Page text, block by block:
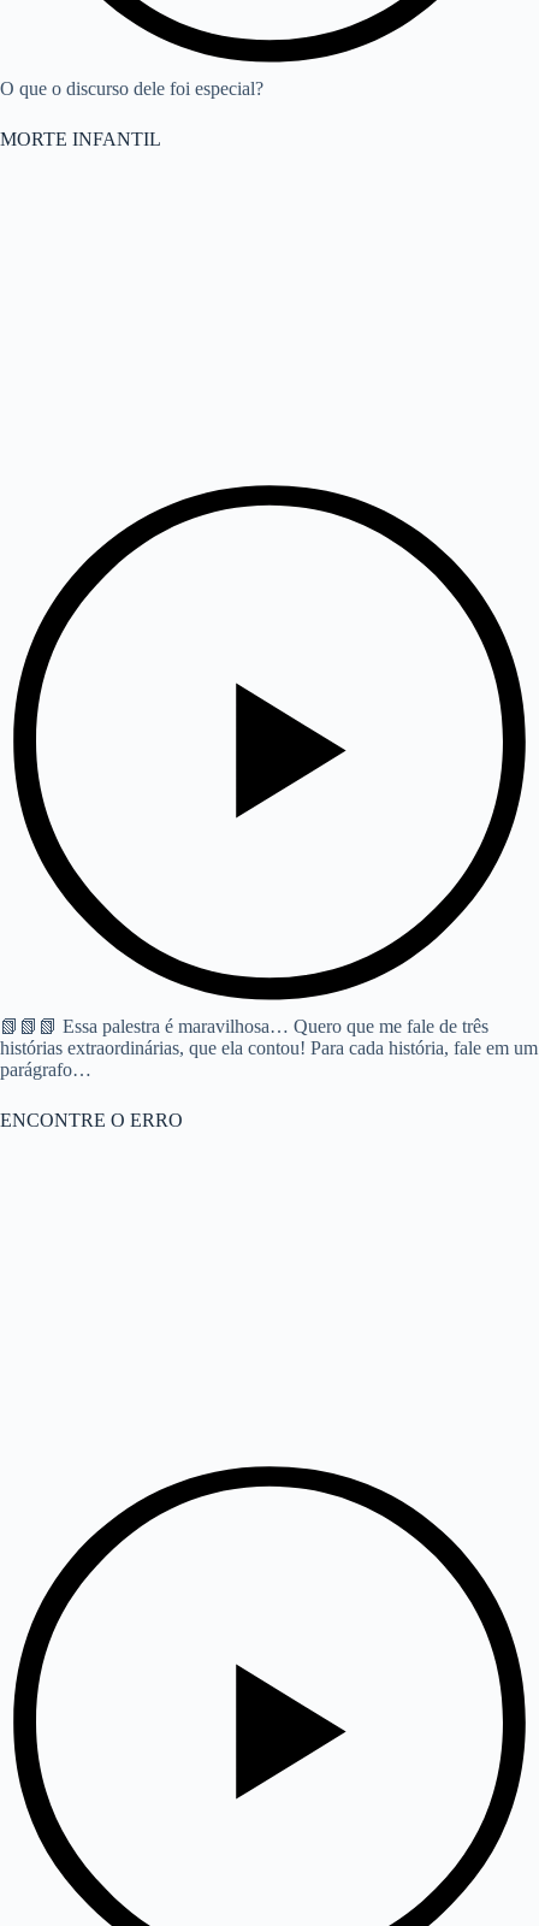
O que o discurso dele foi especial?
MORTE INFANTIL
📗📗📗 Essa palestra é maravilhosa… Quero que me fale de três
histórias extraordinárias, que ela contou! Para cada história, fale em um
parágrafo…
ENCONTRE O ERRO